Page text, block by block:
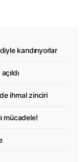
kandırıyorlar
ihmal zinciri
mücadele!